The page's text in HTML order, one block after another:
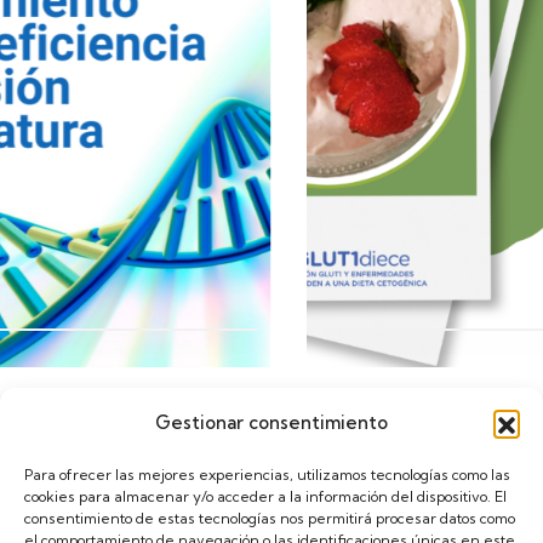
Gestionar consentimiento
Para ofrecer las mejores experiencias, utilizamos tecnologías como las
cookies para almacenar y/o acceder a la información del dispositivo. El
consentimiento de estas tecnologías nos permitirá procesar datos como